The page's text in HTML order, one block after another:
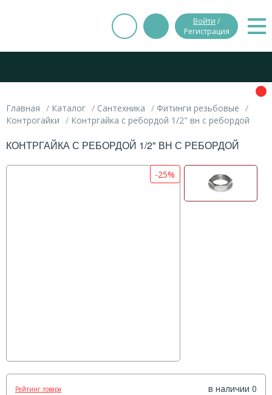
Войти /
Регистрация
Главная Каталог Сантехника
Фитинги резьбовые
Контрогайки
Контргайка с ребордой 1/2" вн с ребордой
КОНТРГАЙКА С РЕБОРДОЙ 1/2" ВН С РЕБОРДОЙ
-25%
Рейтинг товара в наличии 0